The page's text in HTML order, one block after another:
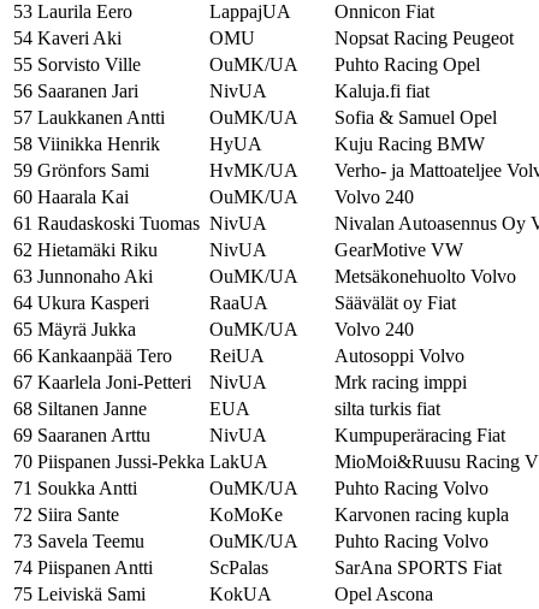
53 Laurila Eero LappajUA
Onnicon Fiat
54 Kaveri Aki OMU
Nopsat Racing Peugeot
55 Sorvisto Ville OuMK/UA
Puhto Racing Opel
56 Saaranen Jari NivUA
Kaluja.fi fiat
57 Laukkanen Antti OuMK/UA
Sofia & Samuel Opel
58 Viinikka Henrik HyUA
Kuju Racing BMW
59 Grönfors Sami HvMK/UA
Verho- ja Mattoateljee
60 Haarala Kai OuMK/UA
Volvo 240
61 Raudaskoski Tuomas NivUA
Nivalan Autoasennus Oy
62 Hietamäki Riku NivUA
GearMotive VW
63 Junnonaho Aki OuMK/UA
Metsäkonehuolto Volvo
64 Ukura Kasperi RaaUA
Säävälät oy Fiat
65 Mäyrä Jukka OuMK/UA
Volvo 240
66 Kankaanpää Tero ReiUA
Autosoppi Volvo
67 Kaarlela Joni-Petteri NivUA
Mrk racing imppi
68 Siltanen Janne EUA
silta turkis fiat
69 Saaranen Arttu NivUA
Kumpuperäracing Fiat
70 Piispanen Jussi-Pekka LakUA
MioMoi&Ruusu Racing
71 Soukka Antti OuMK/UA
Puhto Racing Volvo
72 Siira Sante KoMoKe
Karvonen racing kupla
73 Savela Teemu OuMK/UA
Puhto Racing Volvo
74 Piispanen Antti ScPalas
SarAna SPORTS Fiat
75 Leiviskä Sami KokUA
Opel Ascona